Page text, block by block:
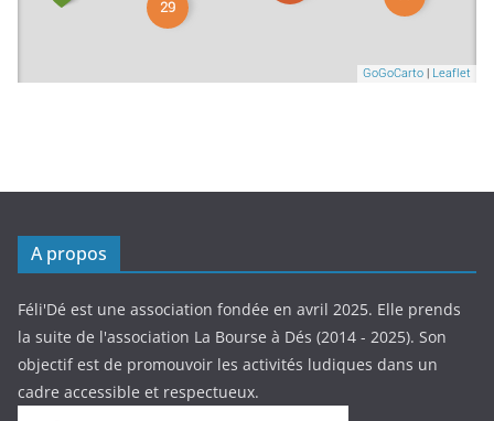
A propos
Féli'Dé est une association fondée en avril 2025. Elle prends
la suite de l'association La Bourse à Dés (2014 - 2025). Son
objectif est de promouvoir les activités ludiques dans un
cadre accessible et respectueux.